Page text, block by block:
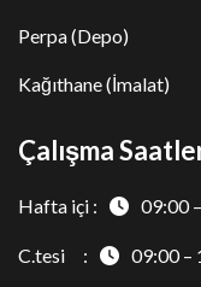
Perpa (Depo)
Kağıthane (İmalat)
Çalışma
Hafta içi : 09:00
C.tesi : 09:00 –